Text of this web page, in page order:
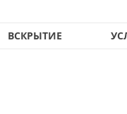
ВСКРЫТИЕ